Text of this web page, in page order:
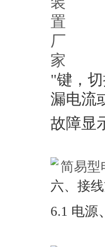
"键，
漏电流
故障显
六、接
6.1 电源